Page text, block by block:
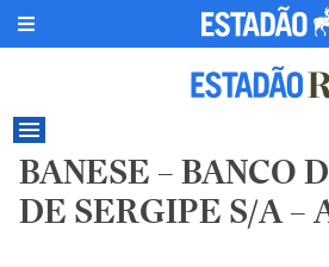
BANESE – BANCO
DE SERGIPE S/A –